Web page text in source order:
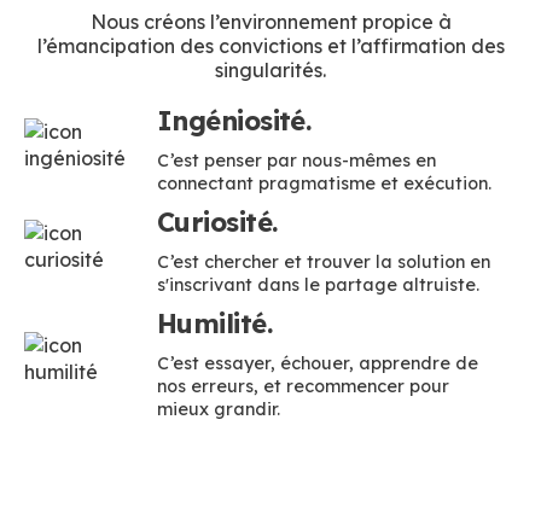
Nous créons l’environnement propice à
l’émancipation des convictions et l’affirmation des
singularités.
Ingéniosité.
C’est penser par nous-mêmes en
connectant pragmatisme et exécution.
Curiosité.
C’est chercher et trouver la solution en
s'inscrivant dans le partage altruiste.
Humilité.
C’est essayer, échouer, apprendre de
nos erreurs, et recommencer pour
mieux grandir.